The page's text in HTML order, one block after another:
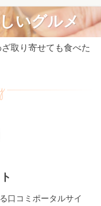
いグルメ
取り寄せても食べた
口コミポータルサイ